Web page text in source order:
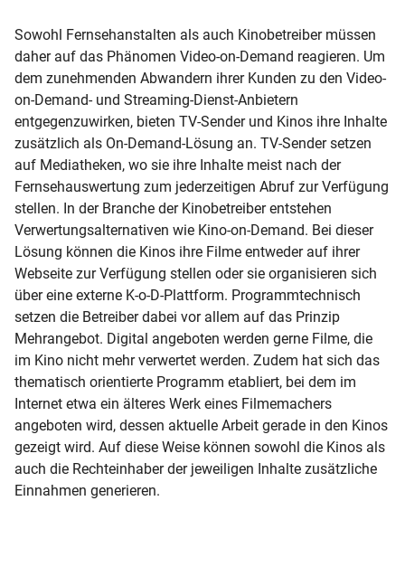
Sowohl Fernsehanstalten als auch Kinobetreiber müssen
daher auf das Phänomen Video-on-Demand reagieren. Um
dem zunehmenden Abwandern ihrer Kunden zu den Video-
on-Demand- und Streaming-Dienst-Anbietern
entgegenzuwirken, bieten TV-Sender und Kinos ihre Inhalte
zusätzlich als On-Demand-Lösung an. TV-Sender setzen
auf Mediatheken, wo sie ihre Inhalte meist nach der
Fernsehauswertung zum jederzeitigen Abruf zur Verfügung
stellen. In der Branche der Kinobetreiber entstehen
Verwertungsalternativen wie Kino-on-Demand. Bei dieser
Lösung können die Kinos ihre Filme entweder auf ihrer
Webseite zur Verfügung stellen oder sie organisieren sich
über eine externe K-o-D-Plattform. Programmtechnisch
setzen die Betreiber dabei vor allem auf das Prinzip
Mehrangebot. Digital angeboten werden gerne Filme, die
im Kino nicht mehr verwertet werden. Zudem hat sich das
thematisch orientierte Programm etabliert, bei dem im
Internet etwa ein älteres Werk eines Filmemachers
angeboten wird, dessen aktuelle Arbeit gerade in den Kinos
gezeigt wird. Auf diese Weise können sowohl die Kinos als
auch die Rechteinhaber der jeweiligen Inhalte zusätzliche
Einnahmen generieren.